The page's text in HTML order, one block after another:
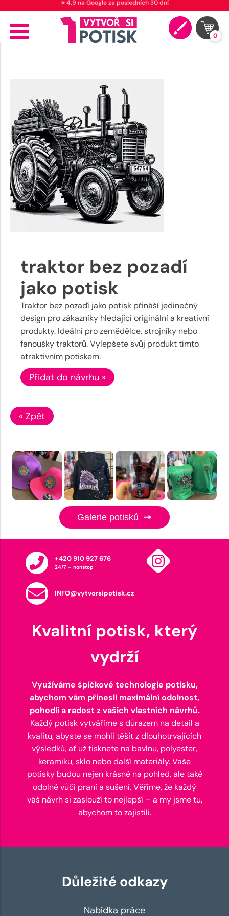
⭐ 4.9 na Google za posledních 30 dní
0
traktor bez pozadí
jako potisk
Traktor bez pozadí jako potisk přináší jedinečný
design pro zákazníky hledající originální a kreativní
produkty. Ideální pro zemědělce, strojníky nebo
fanoušky traktorů. Vylepšete svůj produkt tímto
atraktivním potiskem.
Přidat do návrhu »
« Zpět
Galerie potisků
+420 910 927 676
24/7 - nonstop
INFO@vytvorsipotisk.cz
Kvalitní potisk, který
vydrží
Využíváme špičkové technologie potisku,
abychom vám přinesli maximální odolnost,
pohodlí a radost z vašich vlastních návrhů.
Každý potisk vytváříme s důrazem na detail a
kvalitu, abyste se mohli těšit z dlouhotrvajících
výsledků, ať už tisknete na bavlnu, polyester,
keramiku, sklo nebo další materiály. Vaše
potisky budou nejen krásné na pohled, ale také
odolné vůči praní a sušení. Věříme, že každý
váš návrh si zaslouží to nejlepší – a my jsme tu,
abychom to zajistili.
Důležité odkazy
Nabídka práce